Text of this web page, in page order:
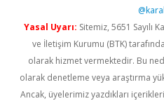
Yasal Uyarı: Sitemiz, 5651 Sayılı
ve İletişim Kurumu (BTK)
olarak hizmet vermektedir. Bu
olarak denetleme veya araştırma
Ancak, üyelerimiz yazdıkları